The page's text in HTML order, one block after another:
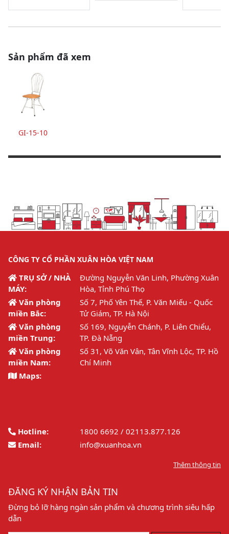
Sản phẩm đã xem
GI-15-10
CÔNG TY CỔ PHẦN XUÂN HÒA VIỆT NAM
TRỤ SỞ / NHÀ
MÁY:
Đường Nguyễn Văn Linh, Phường Xuân
Hòa, Tỉnh Phú Thọ
Văn phòng
miền Bắc:
Số 7, Phố Yên Thế, P. Văn Miếu - Quốc
Tử Giám, TP. Hà Nội
Văn phòng
miền Trung:
Số 169, Nguyễn Chánh, P. Liên Chiểu,
TP. Đà Nẵng
Văn phòng
miền Nam:
Số 31, Võ Văn Vân, Tân Vĩnh Lộc, TP. Hồ
Chí Minh
Maps:
Hotline:
1800 6692 / 02113.877.126
Email:
info@xuanhoa.vn
Thêm thông tin
ĐĂNG KÝ NHẬN BẢN TIN
Đừng bỏ lỡ hàng ngàn sản phẩm và chương trình siêu hấp
dẫn